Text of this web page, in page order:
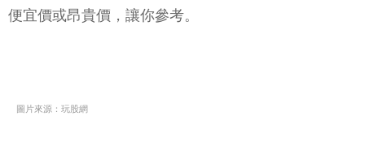
便宜價或昂貴價，讓你參考。
圖片來源：玩股網